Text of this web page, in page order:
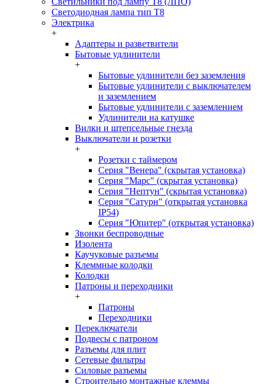
Светодиодная лампа тип T8
Электрика
+
Адаптеры и разветвители
Бытовые удлинители
+
Бытовые удлинители без заземления
Бытовые удлинители с выключателем
и заземлением
Бытовые удлинители с заземлением
Удлинители на катушке
Вилки и штепсельные гнезда
Выключатели и розетки
+
Розетки с таймером
Серия "Венера" (скрытая установка)
Серия "Марс" (скрытая установка)
Серия "Нептун" (скрытая установка)
Серия "Сатурн" (открытая установка
IP54)
Серия "Юпитер" (открытая установка)
Звонки беспроводные
Изолента
Каучуковые разъемы
Клеммные колодки
Колодки
Патроны и переходники
+
Патроны
Переходники
Переключатели
Подвесы с патроном
Разъемы для плит
Сетевые фильтры
Силовые разъемы
Строительно монтажные клеммы